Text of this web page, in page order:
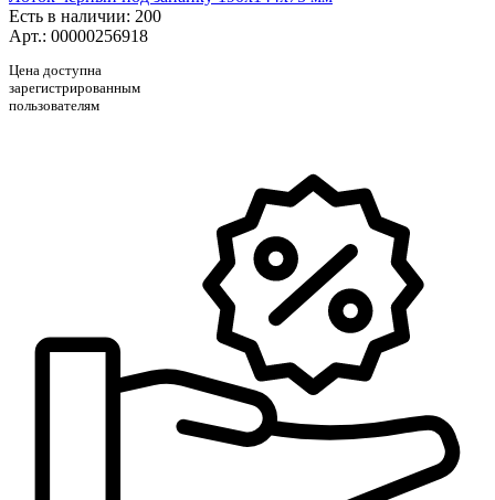
Есть в наличии: 200
Арт.: 00000256918
Цена доступна
зарегистрированным
пользователям